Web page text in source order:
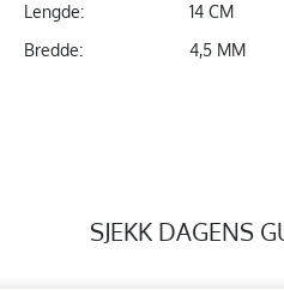
Lengde:
14 CM
Bredde:
4,5 MM
SJEKK DAGENS